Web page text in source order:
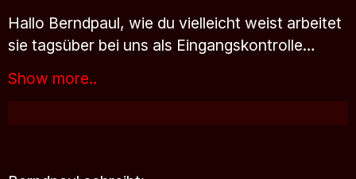
Hallo Berndpaul, wie du vielleicht weist arbeitet
sie tagsüber bei uns als Eingangskontrolle…
Show more..